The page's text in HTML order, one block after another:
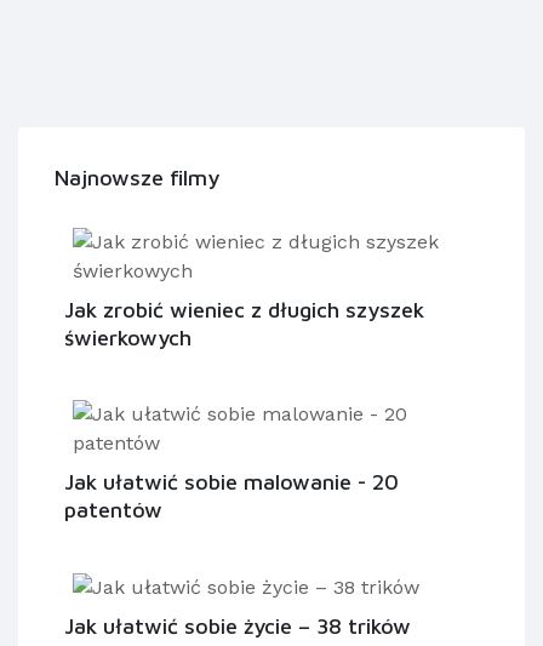
Najnowsze filmy
Jak zrobić wieniec z długich szyszek
świerkowych
Jak ułatwić sobie malowanie - 20
patentów
Jak ułatwić sobie życie – 38 trików